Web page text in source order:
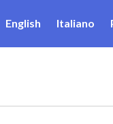
English Italiano